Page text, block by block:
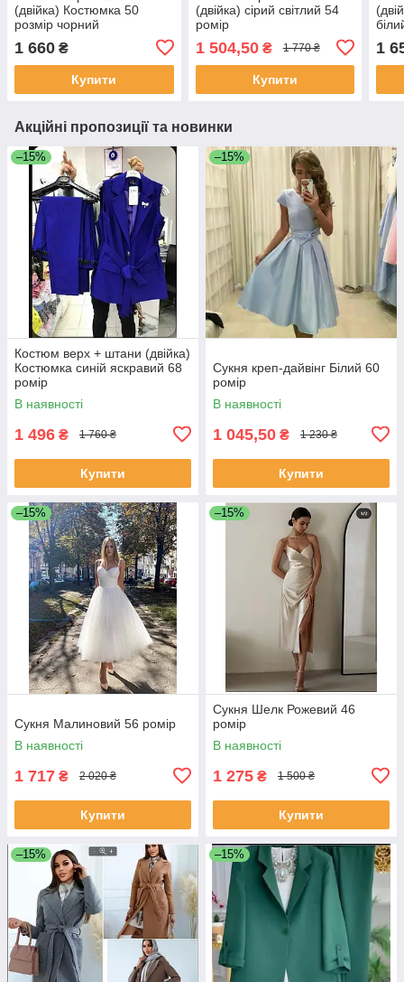
(двійка) Костюмка 50
розмір чорний
1 660 ₴
Купити
(двійка) сірий світлий 54
ромір
1 504,50₴ 1 770 ₴
Купити
1
Акційні пропозиції та новинки
–15%
Костюм верх + штани (двійка)
Костюмка синій яскравий 68
ромір
В наявності
1 496 ₴ 1 760 ₴
Купити
–15%
Сукня креп-дайвінг Білий 60
ромір
В наявності
1 045,50 ₴ 1 230 ₴
Купити
–15%
Сукня Малиновий 56 ромір
В наявності
1 717 ₴ 2 020 ₴
Купити
–15%
Сукня Шелк Рожевий 46
ромір
В наявності
1 275 ₴ 1 500 ₴
Купити
–15% –15%